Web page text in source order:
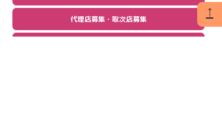
代理店募集・取次店募集 ↑